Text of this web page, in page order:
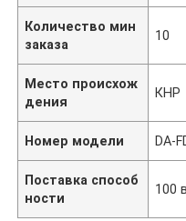
Количество мин
заказа
10
Место происхож
дения
КНР
Номер модели DA-
Поставка способ
ности
100